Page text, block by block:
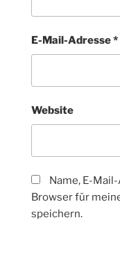
E-Mail-Adresse*
Website
Name, E-
Browser für
speichern.